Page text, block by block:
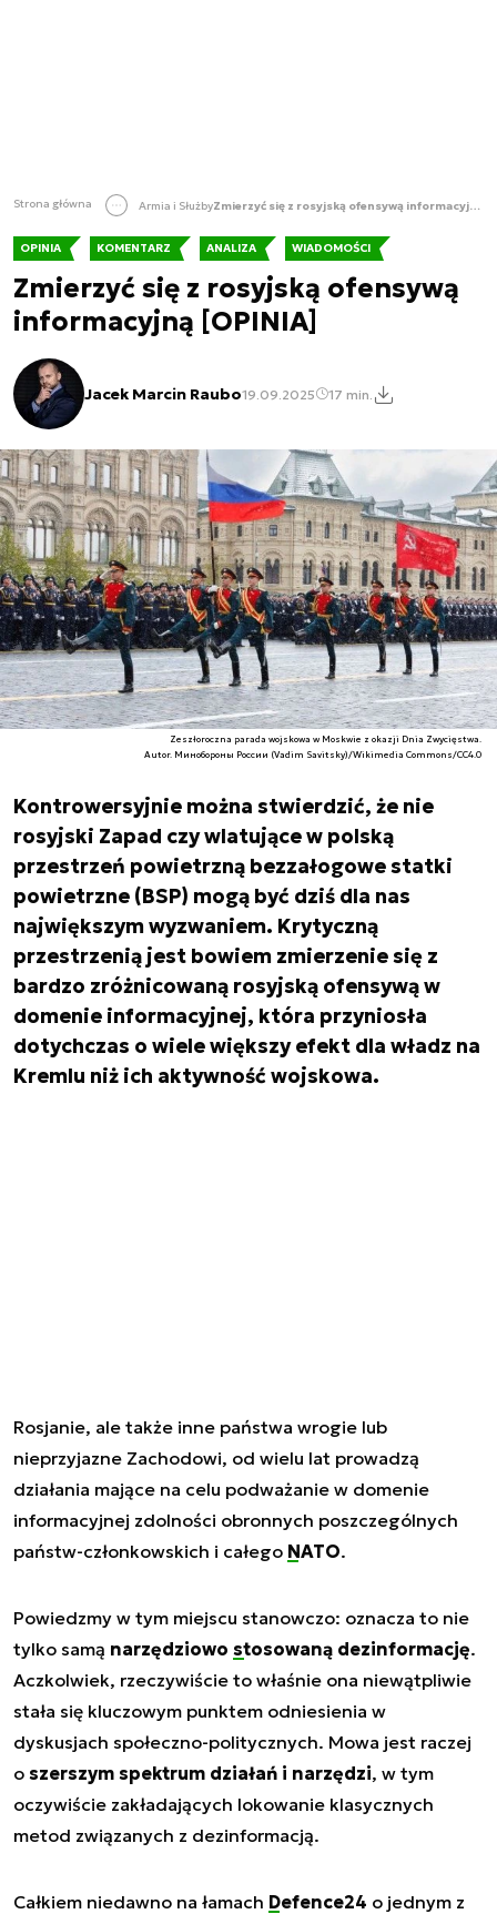
Strona główna Armia i Służby Zmierzyć się z rosyjską ofensywą informacyjną [OPINIA]
OPINIA KOMENTARZ ANALIZA WIADOMOŚCI
Zmierzyć się z rosyjską ofensywą
informacyjną [OPINIA]
Jacek Marcin Raubo19.09.2025 17 min.
Zeszłoroczna parada wojskowa w Moskwie z okazji Dnia Zwycięstwa.
Autor. Минобороны России (Vadim Savitsky)/Wikimedia Commons/CC4.0
Kontrowersyjnie można stwierdzić, że nie
rosyjski Zapad czy wlatujące w polską
przestrzeń powietrzną bezzałogowe statki
powietrzne (BSP) mogą być dziś dla nas
największym wyzwaniem. Krytyczną
przestrzenią jest bowiem zmierzenie się z
bardzo zróżnicowaną rosyjską ofensywą w
domenie informacyjnej, która przyniosła
dotychczas o wiele większy efekt dla władz na
Kremlu niż ich aktywność wojskowa.
Rosjanie, ale także inne państwa wrogie lub
nieprzyjazne Zachodowi, od wielu lat prowadzą
działania mające na celu podważanie w domenie
informacyjnej zdolności obronnych poszczególnych
państw-członkowskich i całego NATO.
Powiedzmy w tym miejscu stanowczo: oznacza to nie
tylko samą narzędziowo stosowaną dezinformację.
Aczkolwiek, rzeczywiście to właśnie ona niewątpliwie
stała się kluczowym punktem odniesienia w
dyskusjach społeczno-politycznych. Mowa jest raczej
o szerszym spektrum działań i narzędzi, w tym
oczywiście zakładających lokowanie klasycznych
metod związanych z dezinformacją.
Całkiem niedawno na łamach Defence24 o jednym z